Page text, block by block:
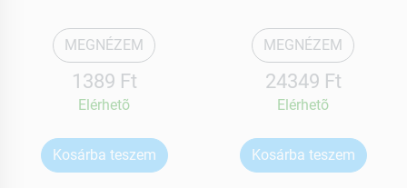
MEGNÉZEM
1389 Ft
Elérhetõ
Kosárba teszem
MEGNÉZEM
24349 Ft
Elérhetõ
Kosárba teszem